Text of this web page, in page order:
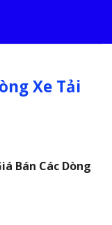
Xe Tải
Bán Các Dòng